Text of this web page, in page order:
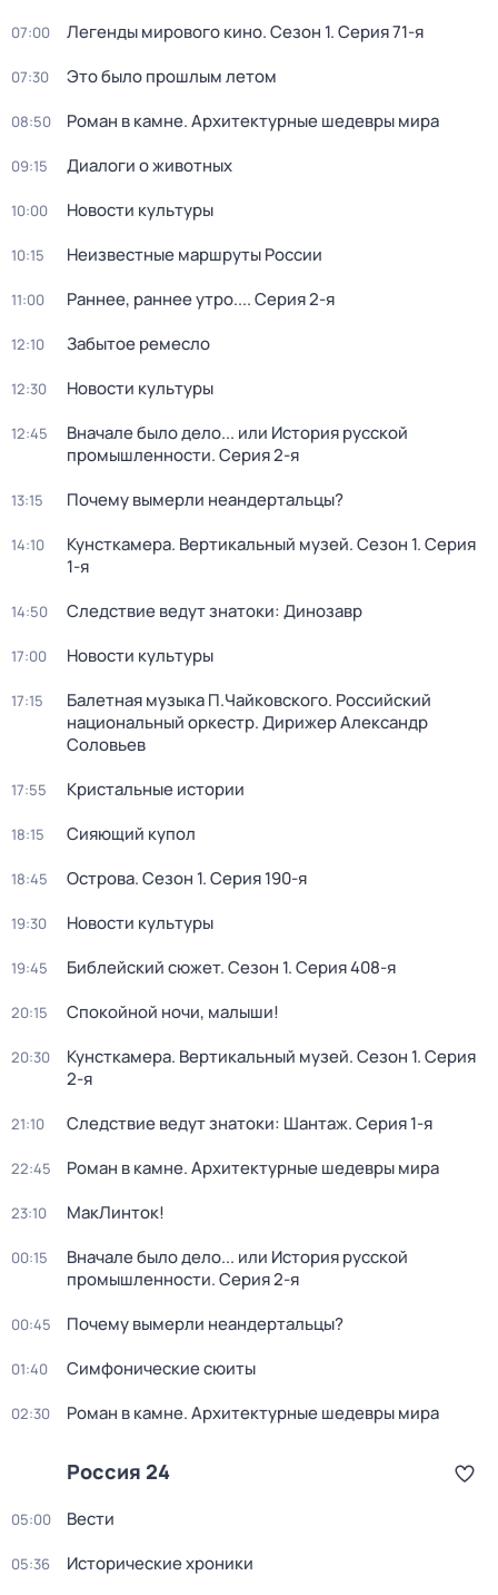
07:00 Легенды мирового кино. Сезон 1. Серия 71-я
07:30 Это было прошлым летом
08:50 Роман в камне. Архитектурные шедевры мира
09:15 Диалоги о животных
10:00 Новости культуры
10:15 Неизвестные маршруты России
11:00 Раннее, раннее утро.... Серия 2-я
12:10 Забытое ремесло
12:30 Новости культуры
12:45
Вначале было дело... или История русской
промышленности. Серия 2-я
13:15 Почему вымерли неандертальцы?
14:10 Кунсткамера. Вертикальный музей. Сезон 1. Серия
1-я
14:50 Следствие ведут знатоки: Динозавр
17:00 Новости культуры
17:15
Балетная музыка П.Чайковского. Российский
национальный оркестр. Дирижер Александр
Соловьев
17:55 Кристальные истории
18:15 Сияющий купол
18:45 Острова. Сезон 1. Серия 190-я
19:30 Новости культуры
19:45 Библейский сюжет. Сезон 1. Серия 408-я
20:15 Спокойной ночи, малыши!
20:30 Кунсткамера. Вертикальный музей. Сезон 1. Серия
2-я
21:10 Следствие ведут знатоки: Шантаж. Серия 1-я
22:45 Роман в камне. Архитектурные шедевры мира
23:10 МакЛинток!
00:15
Вначале было дело... или История русской
промышленности. Серия 2-я
00:45 Почему вымерли неандертальцы?
01:40 Симфонические сюиты
02:30 Роман в камне. Архитектурные шедевры мира
Россия 24
05:00 Вести
05:36 Исторические хроники